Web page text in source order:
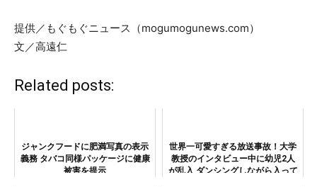
提供／もぐもぐニュース（mogumogunews.com）
文／高遠仁
Related posts:
ジャンクフードに肥満写真の表示
義務 タバコ同様パッケージに健康
被害を提示
世界一可愛すぎる放送事故！大学
教授のインタビュー中に幼児2人
が乱入 ダンシングしながら入って